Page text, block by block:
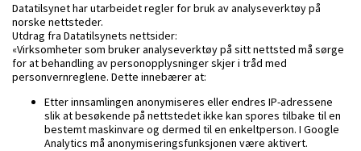
Datatilsynet har utarbeidet regler for bruk av analyseverktøy på
norske nettsteder.
Utdrag fra Datatilsynets nettsider:
«Virksomheter som bruker analyseverktøy på sitt nettsted må sørge
for at behandling av personopplysninger skjer i tråd med
personvernreglene. Dette innebærer at:
Etter innsamlingen anonymiseres eller endres IP-adressene
slik at besøkende på nettstedet ikke kan spores tilbake til en
bestemt maskinvare og dermed til en enkeltperson. I Google
Analytics må anonymiseringsfunksjonen være aktivert.